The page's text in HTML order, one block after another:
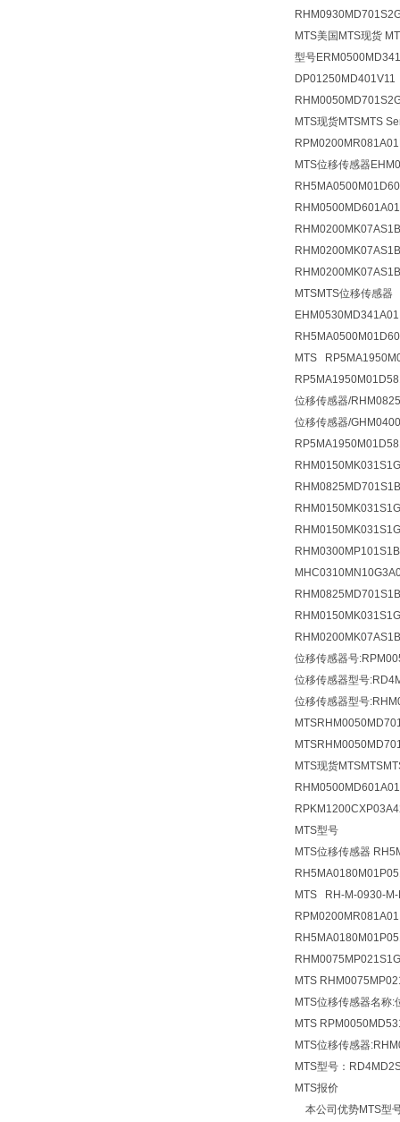
MTS美国MTS现货
型号
MTS现货MTSMTS
MTS位移传感器
MTSMTS位移传感
MTS
位移传感器/
位移传感器/
位移传感器号
位移传感器型号
位移传感器型号
MTS现货
MTS型号
MTS位移传感器
MTS RH-M-0930-M-
RPM0200MR081A01
MTS
MTS位移传感器名称:
MTS
MTS位移传感器
MTS型号：
MTS报价
本公司优势MTS型